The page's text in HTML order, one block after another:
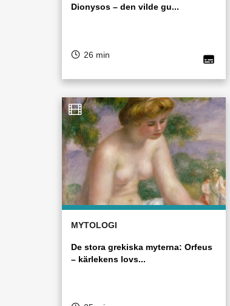
Dionysos – den vilde gu...
26 min
MYTOLOGI
De stora grekiska myterna: Orfeus
– kärlekens lovs...